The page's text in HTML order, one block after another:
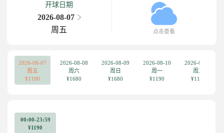
开球日期
2026-08-07
周五
点击查看
2026-08-07
周五
¥1190
2026-08-08
周六
¥1680
2026-08-09
周日
¥1680
2026-08-10
周一
¥1190
2026-08-11
周二
¥1190
00:00-23:59
¥1190